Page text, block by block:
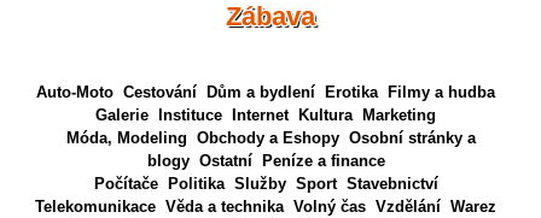
Zábava
Auto-Moto Cestování Dům a bydlení Erotika
Filmy a hudba
Galerie
Instituce Internet Kultura
Marketing
Móda, Modeling Obchody a Eshopy Osobní stránky a
blogy Ostatní
Peníze a finance
Počítače
Politika Služby Sport Stavebnictví
Telekomunikace Věda a technika Volný čas Vzdělání Warez